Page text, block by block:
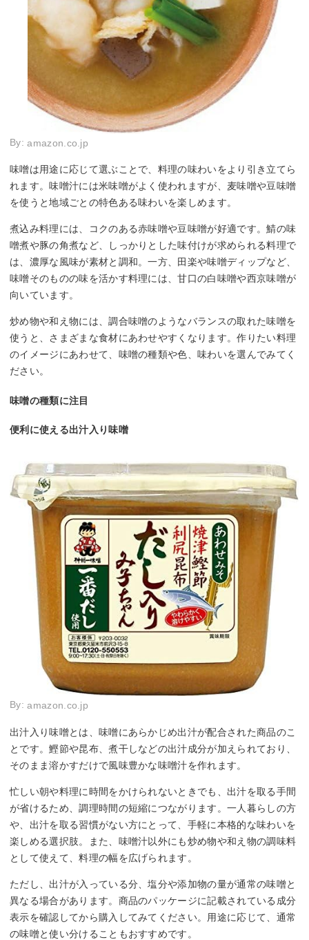
By:amazon.co.jp
味噌は用途に応じて選ぶことで、料理の味わいをより引き立てら
れます。味噌汁には米味噌がよく使われますが、麦味噌や豆味噌
を使うと地域ごとの特色ある味わいを楽しめます。
煮込み料理には、コクのある赤味噌や豆味噌が好適です。鯖の味
噌煮や豚の角煮など、しっかりとした味付けが求められる料理で
は、濃厚な風味が素材と調和。一方、田楽や味噌ディップなど、
味噌そのものの味を活かす料理には、甘口の白味噌や西京味噌が
向いています。
炒め物や和え物には、調合味噌のようなバランスの取れた味噌を
使うと、さまざまな食材にあわせやすくなります。作りたい料理
のイメージにあわせて、味噌の種類や色、味わいを選んでみてく
ださい。
味噌の種類に注目
便利に使える出汁入り味噌
By:amazon.co.jp
出汁入り味噌とは、味噌にあらかじめ出汁が配合された商品のこ
とです。鰹節や昆布、煮干しなどの出汁成分が加えられており、
そのまま溶かすだけで風味豊かな味噌汁を作れます。
忙しい朝や料理に時間をかけられないときでも、出汁を取る手間
が省けるため、調理時間の短縮につながります。一人暮らしの方
や、出汁を取る習慣がない方にとって、手軽に本格的な味わいを
楽しめる選択肢。また、味噌汁以外にも炒め物や和え物の調味料
として使えて、料理の幅を広げられます。
ただし、出汁が入っている分、塩分や添加物の量が通常の味噌と
異なる場合があります。商品のパッケージに記載されている成分
表示を確認してから購入してみてください。用途に応じて、通常
の味噌と使い分けることもおすすめです。